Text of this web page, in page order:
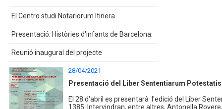
El Centro studi Notariorum Itinera
Presentació: Històries d'infants de Barcelona.
Reunió inaugural del projecte
28/04/2021
Presentació del Liber Sententiarum
El 28 d'abril es presentarà l'edició del Liber
1385. Intervindran, entre altres, Antonella